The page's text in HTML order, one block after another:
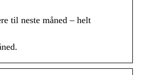
til neste måned – helt